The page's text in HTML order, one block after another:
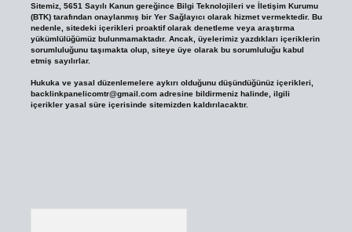
Sitemiz, 5651 Sayılı Kanun gereğince Bilgi Teknolojileri ve İletişim Kurumu
(BTK) tarafından onaylanmış bir Yer Sağlayıcı olarak hizmet vermektedir. Bu
nedenle, sitedeki içerikleri proaktif olarak denetleme veya araştırma
yükümlülüğümüz bulunmamaktadır. Ancak, üyelerimiz yazdıkları içeriklerin
sorumluluğunu taşımakta olup, siteye üye olarak bu sorumluluğu kabul
etmiş sayılırlar.
Hukuka ve yasal düzenlemelere aykırı olduğunu düşündüğünüz içerikleri,
backlinkpanelicomtr@gmail.comadresine bildirmeniz halinde, ilgili
içerikler yasal süre içerisinde sitemizden kaldırılacaktır.